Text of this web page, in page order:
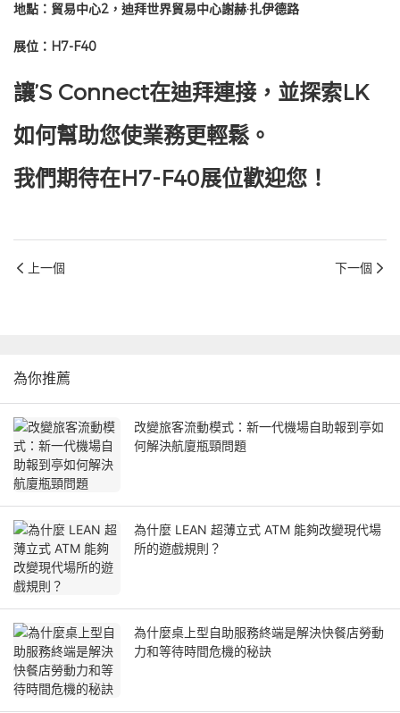
地點：貿易中心2，迪拜世界貿易中心謝赫·扎伊德路
展位：H7-F40
讓’S Connect在迪拜連接，並探索LK
如何幫助您使業務更輕鬆。
我們期待在H7-F40展位歡迎您！
上一個 下一個
為你推薦
改變旅客流動模式：新一代機場自助報到亭如
何解決航廈瓶頸問題
為什麼 LEAN 超薄立式 ATM 能夠改變現代場
所的遊戲規則？
為什麼桌上型自助服務終端是解決快餐店勞動
力和等待時間危機的秘訣